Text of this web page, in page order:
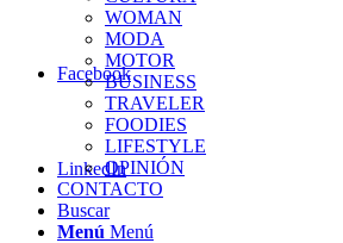
Facebook
LinkedIn
WOMAN
MODA
MOTOR
BUSINESS
TRAVELER
FOODIES
LIFESTYLE
OPINIÓN
CONTACTO
Buscar
Menú Menú